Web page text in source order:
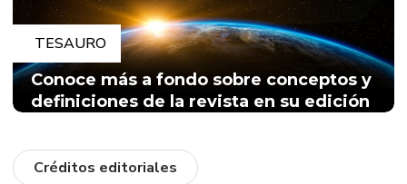
TESAURO
Conoce más a fondo sobre conceptos y
definiciones de la revista en su edición
Créditos editoriales